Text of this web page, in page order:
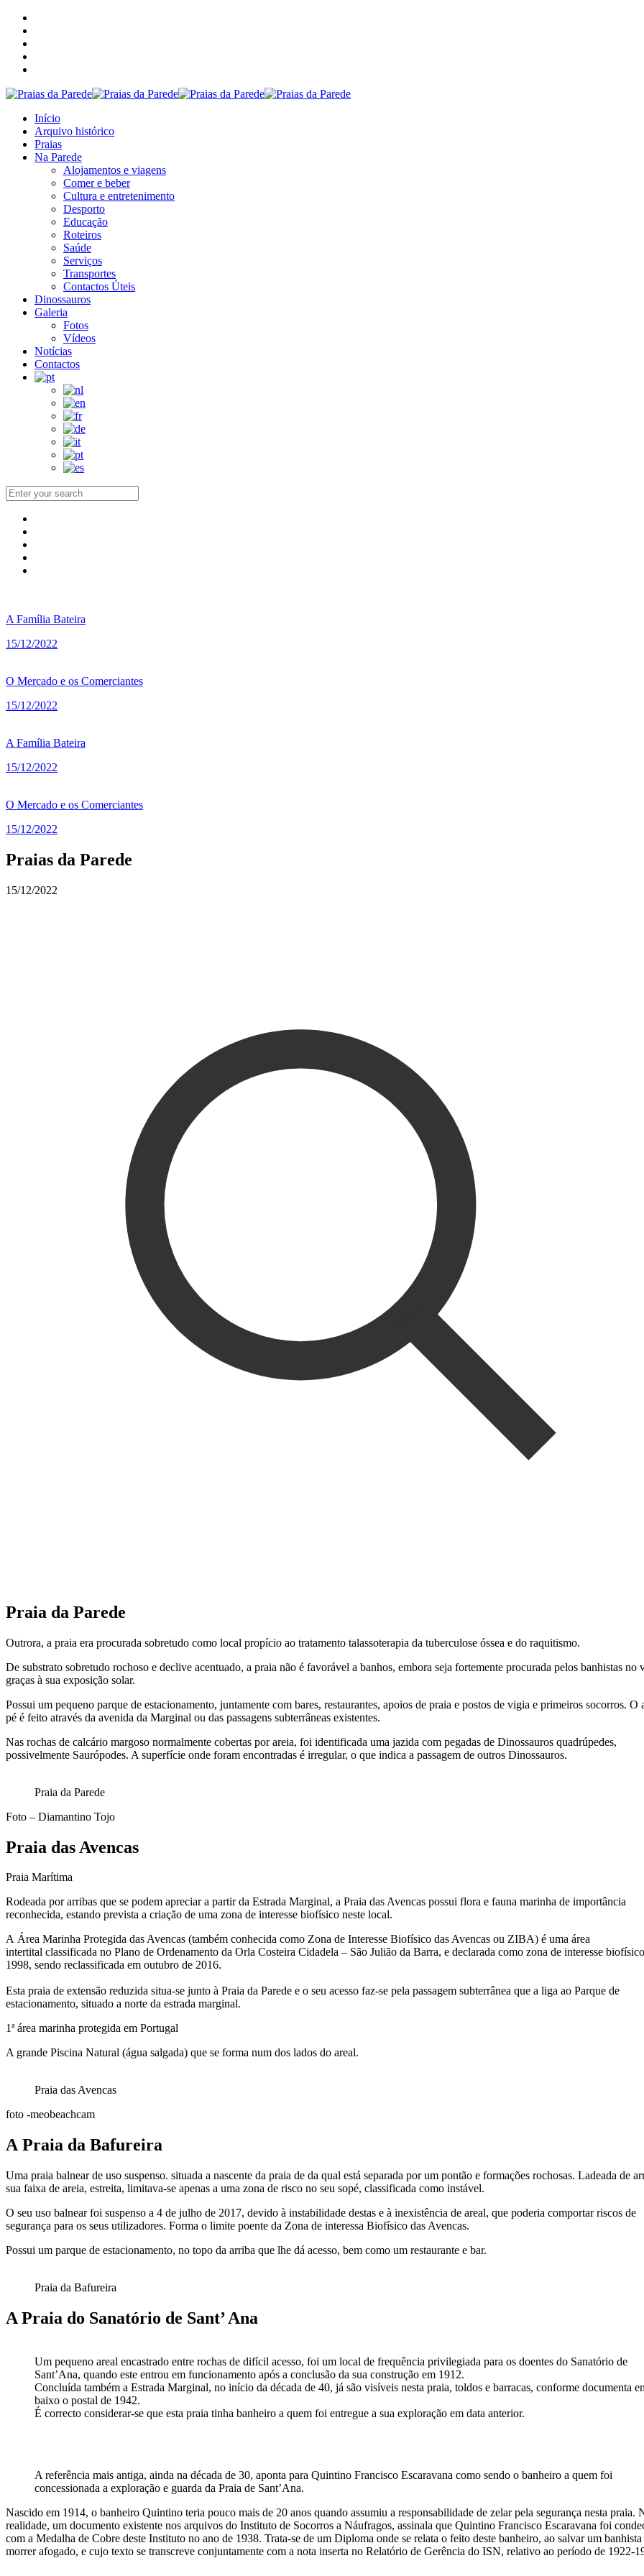
Início
Arquivo histórico
Praias
Na Parede
Alojamentos e viagens
Comer e beber
Cultura e entretenimento
Desporto
Educação
Roteiros
Saúde
Serviços
Transportes
Contactos Úteis
Dinossauros
Galeria
Fotos
Vídeos
Notícias
Contactos
A Família Bateira
15/12/2022
O Mercado e os Comerciantes
15/12/2022
A Família Bateira
15/12/2022
O Mercado e os Comerciantes
15/12/2022
Praias da Parede
15/12/2022
Praia da Parede
Outrora, a praia era procurada sobretudo como local propício ao tratamento talassoterapia da tuberculose óssea e do raquitismo.
De substrato sobretudo rochoso e declive acentuado, a praia não é favorável a banhos, embora seja fortemente procurada pelos banhistas no
graças à sua exposição solar.
Possui um pequeno parque de estacionamento, juntamente com bares, restaurantes, apoios de praia e postos de vigia e primeiros socorros. O
pé é feito através da avenida da Marginal ou das passagens subterrâneas existentes.
Nas rochas de calcário margoso normalmente cobertas por areia, foi identificada uma jazida com pegadas de Dinossauros quadrúpedes,
possivelmente Saurópodes. A superfície onde foram encontradas é irregular, o que indica a passagem de outros Dinossauros.
Praia da Parede
Foto – Diamantino Tojo
Praia das Avencas
Praia Marítima
Rodeada por arribas que se podem apreciar a partir da Estrada Marginal, a Praia das Avencas possui flora e fauna marinha de importância
reconhecida, estando prevista a criação de uma zona de interesse biofísico neste local.
A Área Marinha Protegida das Avencas (também conhecida como Zona de Interesse Biofísico das Avencas ou ZIBA) é uma área
intertital classificada no Plano de Ordenamento da Orla Costeira Cidadela – São Julião da Barra, e declarada como zona de interesse
1998, sendo reclassificada em outubro de 2016.
Esta praia de extensão reduzida situa-se junto à Praia da Parede e o seu acesso faz-se pela passagem subterrânea que a liga ao Parque de
estacionamento, situado a norte da estrada marginal.
1ª área marinha protegida em Portugal
A grande Piscina Natural (água salgada) que se forma num dos lados do areal.
Praia das Avencas
foto -meobeachcam
A Praia da Bafureira
Uma praia balnear de uso suspenso. situada a nascente da praia de da qual está separada por um pontão e formações rochosas. Ladeada de
sua faixa de areia, estreita, limitava-se apenas a uma zona de risco no seu sopé, classificada como instável.
O seu uso balnear foi suspenso a 4 de julho de 2017, devido à instabilidade destas e à inexistência de areal, que poderia comportar riscos de
segurança para os seus utilizadores. Forma o limite poente da Zona de interessa Biofísico das Avencas.
Possui um parque de estacionamento, no topo da arriba que lhe dá acesso, bem como um restaurante e bar.
Praia da Bafureira
A Praia do Sanatório de Sant’ Ana
Um pequeno areal encastrado entre rochas de difícil acesso, foi um local de frequência privilegiada para os doentes do Sanatório de
Sant’Ana, quando este entrou em funcionamento após a conclusão da sua construção em 1912.
Concluída também a Estrada Marginal, no início da década de 40, já são visíveis nesta praia, toldos e barracas, conforme documenta
baixo o postal de 1942.
É correcto considerar-se que esta praia tinha banheiro a quem foi entregue a sua exploração em data anterior.
A referência mais antiga, ainda na década de 30, aponta para Quintino Francisco Escaravana como sendo o banheiro a quem foi
concessionada a exploração e guarda da Praia de Sant’Ana.
Nascido em 1914, o banheiro Quintino teria pouco mais de 20 anos quando assumiu a responsabilidade de zelar pela segurança nesta praia.
realidade, um documento existente nos arquivos do Instituto de Socorros a Náufragos, assinala que Quintino Francisco Escaravana foi
com a Medalha de Cobre deste Instituto no ano de 1938. Trata-se de um Diploma onde se relata o feito deste banheiro, ao salvar um banhista
morrer afogado, e cujo texto se transcreve conjuntamente com a nota inserta no Relatório de Gerência do ISN, relativo ao período de 1922-